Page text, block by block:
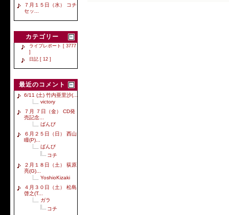
７月１５日（水） コチ
セッ...
カテゴリー
ライブレポート [ 3777
]
日記 [ 12 ]
最近のコメント
6/11 (土) 竹内亜里沙(...
victory
７月 ７日（金） CD発
売記念...
ばんび
６月２５日（日） 西山
瞳(P)...
ばんび
コチ
２月１８日（土） 荻原
亮(G)...
YoshioKizaki
４月３０日（土） 松島
啓之(T...
ガラ
コチ